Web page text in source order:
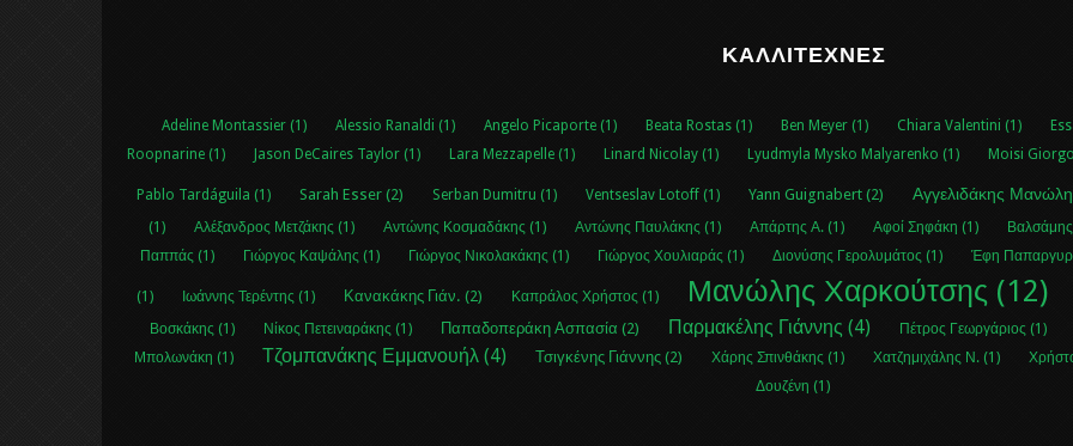
ΚΑΛΛΙΤΈΧΝΕΣ
Adeline Montassier (1) Alessio Ranaldi (1) Angelo Picaporte (1) Beata Rostas (1) Ben Meyer (1) Chiara Valentini (1)
Roopnarine (1)
Jason DeCaires Taylor (1) Lara Mezzapelle (1) Linard Nicolay (1) Lyudmyla Mysko Malyarenko (1) Moisi
Pablo Tardáguila (1) Sarah Esser (2) Serban Dumitru (1) Ventseslav Lotoff (1) Yann Guignabert (2) Αγγελιδάκης
(1) Αλέξανδρος Μετζάκης (1) Αντώνης Κοσμαδάκης (1) Αντώνης Παυλάκης (1) Απάρτης Α. (1) Αφοί Σηφάκη (1)
Παππάς (1)
Γιώργος Καψάλης (1) Γιώργος Νικολακάκης (1) Γιώργος Χουλιαράς (1) Διονύσης Γερολυμάτος (1) Έφη
(1) Ιωάννης Τερέντης (1) Κανακάκης Γιάν. (2) Καπράλος Χρήστος (1) Μανώλης Χαρκούτσης (12)
Βοσκάκης (1) Νίκος Πετειναράκης (1) Παπαδοπεράκη Ασπασία (2) Παρμακέλης Γιάννης (4)
Πέτρος Γεωργάριος (1)
Μπολωνάκη (1)
Τζομπανάκης Εμμανουήλ (4) Τσιγκένης Γιάννης (2) Χάρης Σπινθάκης (1) Χατζημιχάλης Ν. (1)
Δουζένη (1)